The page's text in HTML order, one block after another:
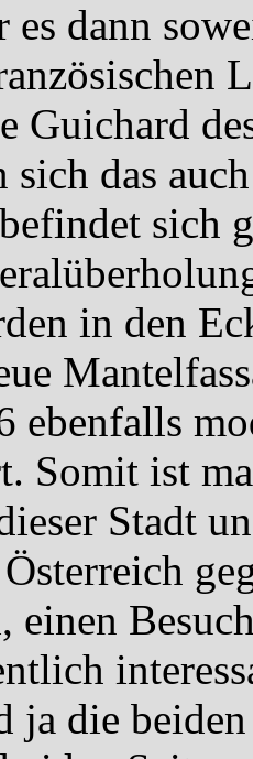
es dann
Guichard
sich das
sich
in den
ebenfalls
Somit ist
Stadt
einen
ja die